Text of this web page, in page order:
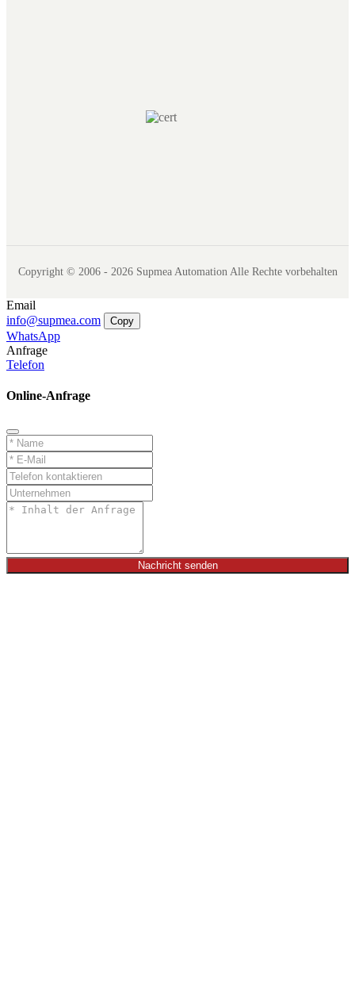
Copyright © 2006 - 2026 Supmea Automation Alle Rechte vorbehalten
Email
info@supmea.com
Copy
WhatsApp
Anfrage
Telefon
Online-Anfrage
Nachricht senden